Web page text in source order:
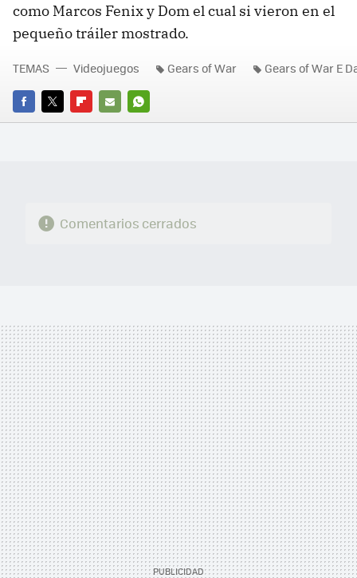
como Marcos Fenix y Dom el cual si vieron en el
pequeño tráiler mostrado.
FACEBOOK
TWITTERFLIPBOARD
E-
WHATSAPP
TEMAS Videojuegos Gears of War Gears of War E
Comentarios cerrados